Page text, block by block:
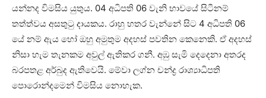
යන්නද විමසිය යුතුය. 04 අධිපති 06 වැනි භාවයේ සිටීනම්
තත්ත්වය අසතුටු දායකය. රාහු හතර වැන්නේ සිට 4 අධිපති 06
යේ නම් ඇය හෝ ඔහු අමුතුම අදහස්‌ පවතින කෙනෙකි. ඒ අදහස්‌
නිසා හැම තැනකම අවුල් ඇතිකර ගනී. අඹු සැමි දෙදෙනා අතරද
බරපතළ අර්බුද ඇතිවෙයි. මේවා ලග්න චන්ද්‍ර රාශ්‍යාධිපති
පොරොන්දමෙන් විමසිය නොහැක.